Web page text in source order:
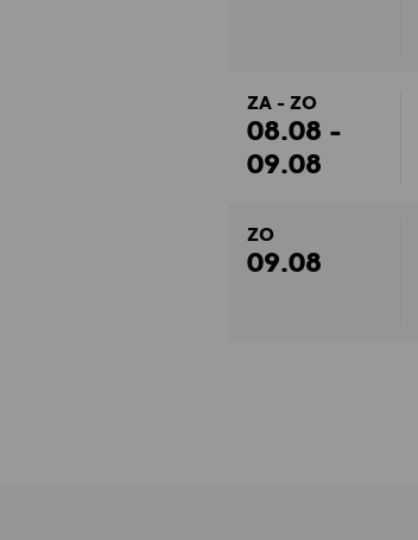
ZA - ZO
08.08 -
09.08
ZO
09.08